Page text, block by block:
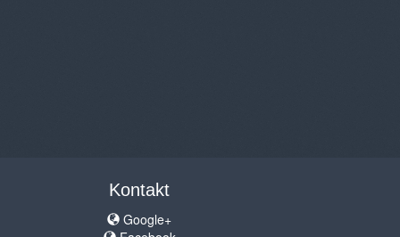
Kontakt
Google+